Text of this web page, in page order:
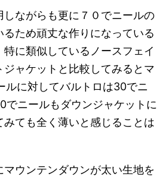
しながらも更に７０でニールの
ため頑丈な作りになっている
特に類似しているノースフェイ
ジャケットと比較してみるとマ
ルに対してバルトロは30でニ
でニールもダウンジャケットに
ても全く薄いと感じることは
マウンテンダウンが太い生地を